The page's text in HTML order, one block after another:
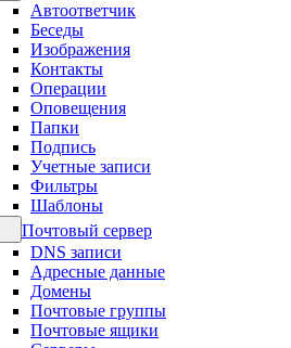
Автоответчик
Беседы
Изображения
Контакты
Операции
Оповещения
Папки
Подпись
Учетные записи
Фильтры
Шаблоны
Почтовый сервер
DNS записи
Адресные данные
Домены
Почтовые группы
Почтовые ящики